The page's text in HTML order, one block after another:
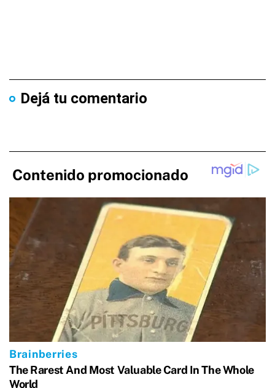
Dejá tu comentario